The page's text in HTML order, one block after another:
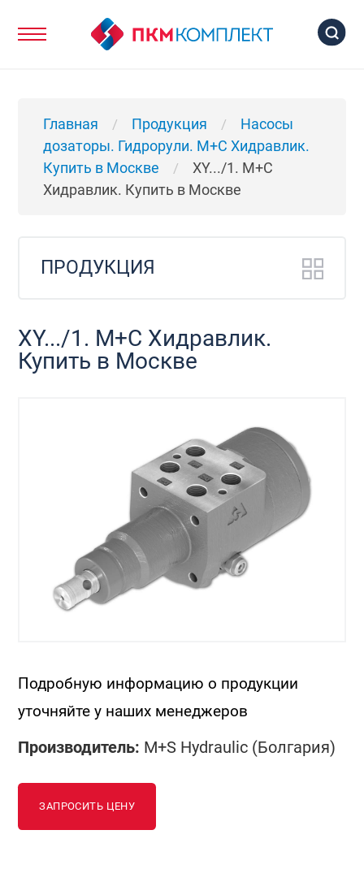
Главная / Продукция /
Насосы
дозаторы. Гидрорули. М+C Хидравлик.
Купить в Москве
/
XY.../1. М+C
Хидравлик. Купить в Москве
ПРОДУКЦИЯ
XY.../1. М+C Хидравлик.
Купить в Москве
Подробную информацию о продукции
уточняйте у наших менеджеров
Производитель: M+S Hydraulic (Болгария)
ЗАПРОСИТЬ ЦЕНУ